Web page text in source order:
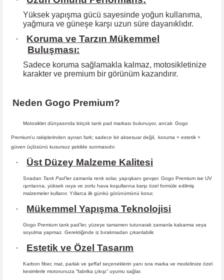
Yüksek yapışma gücü sayesinde yoğun kullanıma,
yağmura ve güneşe karşı uzun süre dayanıklıdır.
·
Koruma ve Tarzın Mükemmel
Buluşması:
Sadece koruma sağlamakla kalmaz, motosikletinize
karakter ve premium bir görünüm kazandırır.
Neden Gogo Premium?
Motosiklet dünyasında birçok tank pad markası bulunuyor, ancak Gogo
Premium’u rakiplerinden ayıran fark; sadece bir aksesuar değil,
koruma + estetik +
güven üçlüsünü kusursuz şekilde sunmasıdır.
· Üst Düzey Malzeme Kalitesi
Sıradan Tank Pad’ler zamanla renk solar, yapışkanı gevşer. Gogo Premium ise UV
ışınlarına, yüksek ısıya ve zorlu hava koşullarına karşı özel formüle edilmiş
malzemeler kullanır. Yıllarca ilk günkü görünümünü korur.
· Mükemmel Yapışma Teknolojisi
Gogo Premium tank pad’ler, yüzeye tamamen tutunarak zamanla kabarma veya
soyulma yapmaz. Gerektiğinde iz bırakmadan çıkarılabilir.
· Estetik ve Özel Tasarım
Karbon fiber, mat, parlak ve şeffaf seçeneklerin yanı sıra marka ve modelinize özel
kesimlerle motorunuza “fabrika çıkışı” uyumu sağlar.